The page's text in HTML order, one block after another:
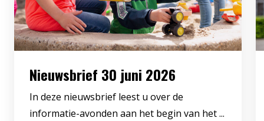
Nieuwsbrief 30 juni 2026
In deze nieuwsbrief leest u over de
informatie-avonden aan het begin van het ...